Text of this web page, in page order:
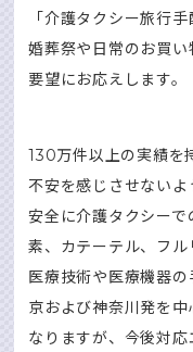
「介護タクシー旅行
婚葬祭や日常のお買
要望にお応えします。
130万件以上の実績を
不安を感じさせないよ
安全に介護タクシー
素、カテーテル、フ
医療技術や医療機器
京および神奈川発を
なりますが、今後対